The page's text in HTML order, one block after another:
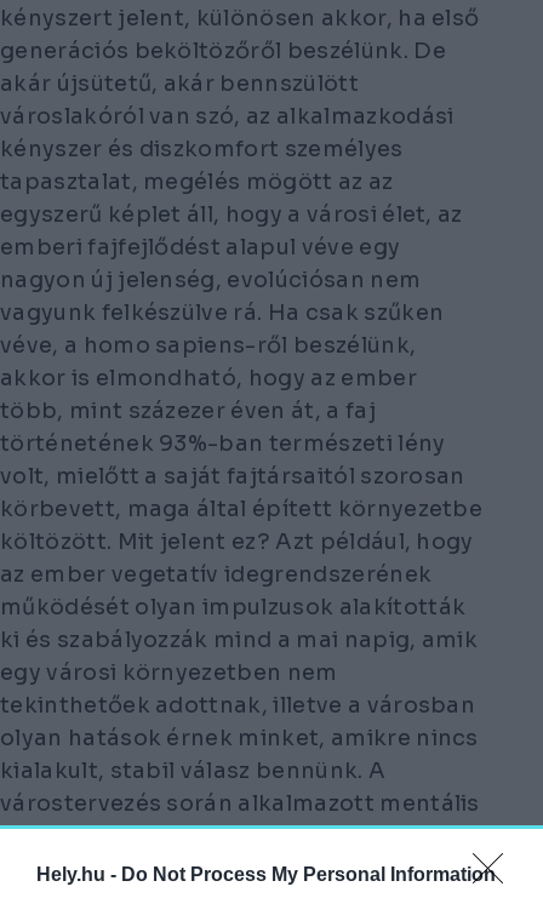
Hely.hu - Do Not Process My Personal Information
kényszert jelent, különösen akkor, ha első
generációs beköltözőről beszélünk. De
akár újsütetű, akár bennszülött
városlakóról van szó, az alkalmazkodási
kényszer és diszkomfort személyes
tapasztalat, megélés mögött az az
egyszerű képlet áll, hogy a városi élet, az
emberi fajfejlődést alapul véve egy
nagyon új jelenség, evolúciósan nem
vagyunk felkészülve rá. Ha csak szűken
véve, a homo sapiens-ről beszélünk,
akkor is elmondható, hogy az ember
több, mint százezer éven át, a faj
történetének 93%-ban természeti lény
volt, mielőtt a saját fajtársaitól szorosan
körbevett, maga által épített környezetbe
költözött. Mit jelent ez? Azt például, hogy
az ember vegetatív idegrendszerének
működését olyan impulzusok alakították
ki és szabályozzák mind a mai napig, amik
egy városi környezetben nem
tekinthetőek adottnak, illetve a városban
olyan hatások érnek minket, amikre nincs
kialakult, stabil válasz bennünk. A
várostervezés során alkalmazott mentális
jólét ezért nagyon izgalmas terület, mert
tulajdonképpen egy evolúciós